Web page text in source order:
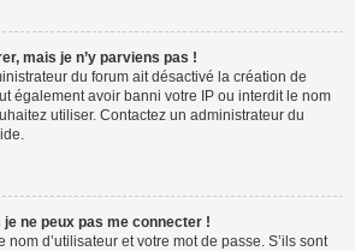
mais je n’y parviens pas !
du forum ait désactivé la création de
également avoir banni votre IP ou interdit le nom
utiliser. Contactez un administrateur du
ne peux pas me connecter !
nom d’utilisateur et votre mot de passe. S’ils sont